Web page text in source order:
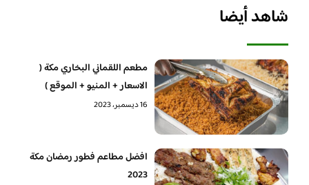
شاهد أيضا
مطعم اللقماني البخاري مكة (
الاسعار + المنيو + الموقع )
16 ديسمبر، 2023
افضل مطاعم فطور رمضان مكة
2023